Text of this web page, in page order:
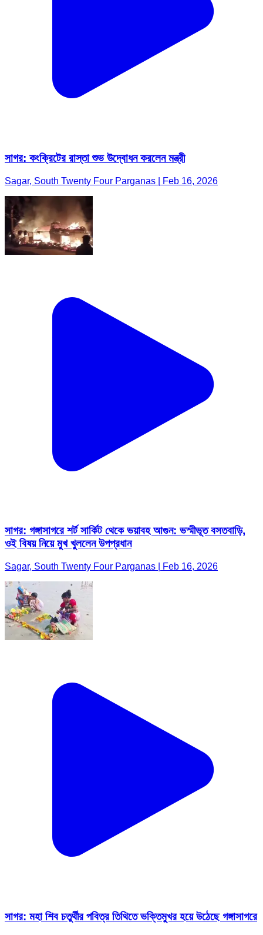
সাগর: কংক্রিটের রাস্তা শুভ উদ্বোধন করলেন মন্ত্রী
Sagar, South Twenty Four Parganas | Feb 16, 2026
সাগর: গঙ্গাসাগরে শর্ট সার্কিট থেকে ভয়াবহ আগুন: ভস্মীভূত বসতবাড়ি,
ওই বিষয় নিয়ে মুখ খুললেন উপপ্রধান
Sagar, South Twenty Four Parganas | Feb 16, 2026
সাগর: মহা শিব চতুর্থীর পবিত্র তিথিতে ভক্তিমুখর হয়ে উঠেছে গঙ্গাসাগরে